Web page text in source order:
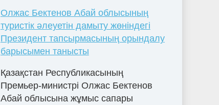
Олжас Бектенов Абай облысының
туристік әлеуетін дамыту жөніндегі
Президент тапсырмасының орындалу
барысымен танысты
Қазақстан Республикасының
Премьер-министрі Олжас Бектенов
Абай облысына жұмыс сапары